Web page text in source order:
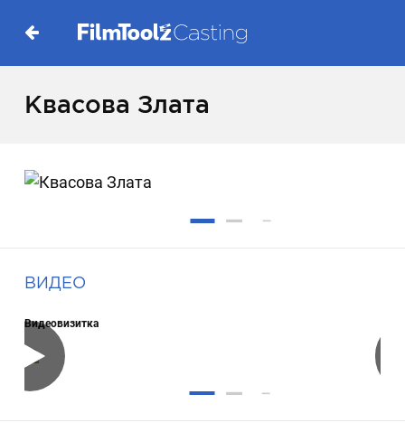
Квасова Злата
ВИДЕО
Видеовизитка